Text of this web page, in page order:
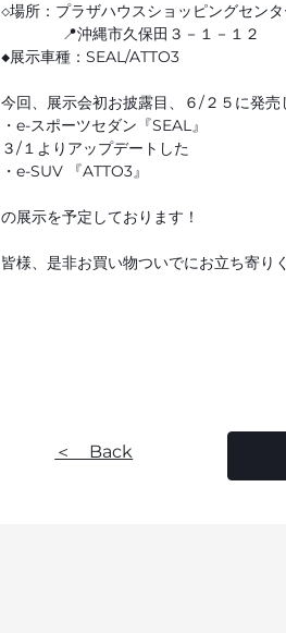
◇場所：プラザハウスショッピングセ
📍沖縄市久保田３－１－１２
◆展示車種：SEAL/ATTO3
今回、展示会初お披露目、６/２５に発売
・e-スポーツセダン『SEAL』
３/１よりアップデートした
・e-SUV 『ATTO3』
の展示を予定しております！
皆様、是非お買い物ついでにお立ち寄り
＜ Back